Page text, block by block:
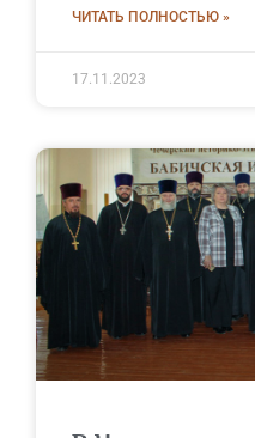
ЧИТАТЬ ПОЛНОСТЬЮ »
17.11.2023